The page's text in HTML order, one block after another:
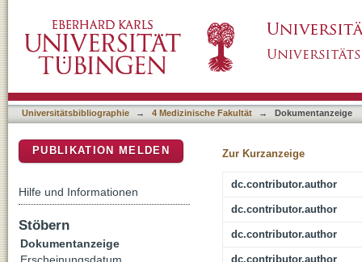
Reproduction of Auricular Prostheses
Universitätsbibliographie → 4 Medizinische Fakultät → Dokumentanzeige
Zur Kurzanzeige
dc.contributor.author
dc.contributor.author
dc.contributor.author
dc.contributor.author
PUBLIKATION MELDEN
Hilfe und Informationen
Stöbern
Dokumentanzeige